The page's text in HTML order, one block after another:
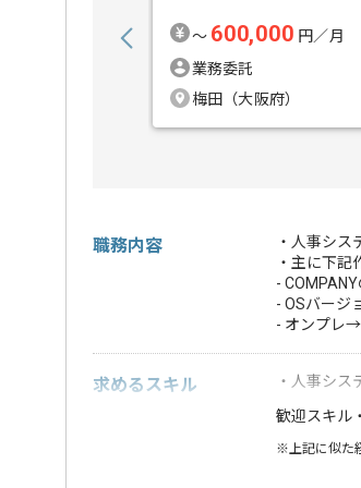
〜 600,000 円／月
業務委託
梅田（大阪府）
職務内容
・人事シス
・主に下記
-
- OSバージ
- オンプレ
求めるスキル
・人事シス
歓迎スキル
※上記に似た